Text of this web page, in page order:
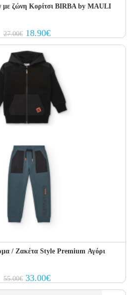
με ζώνη Κορίτσι BIRBA by MAULI
27.00€ Original
price
was:
27.00€.
18.90€Current
price
is:
/ Ζακέτα Style Premium Αγόρι
55.00€ Original
price
was:
33.00€Current
price
is: